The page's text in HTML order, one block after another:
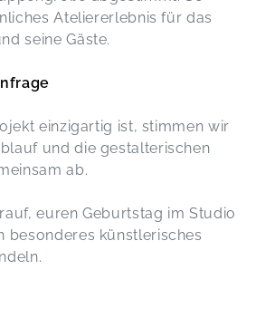
Ateliererlebnis für das
seine Gäste.
einzigartig ist, stimmen wir
und die gestalterischen
ab.
euren Geburtstag im Studio
besonderes künstlerisches